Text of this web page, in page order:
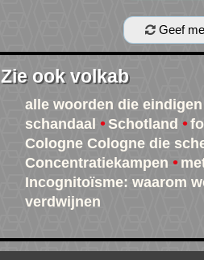
Geef
Zie ook volkab
alle woorden die
schandaal
Schotland
Cologne Cologne die
Concentratiekampen
Incognitoïsme: waarom
verdwijnen